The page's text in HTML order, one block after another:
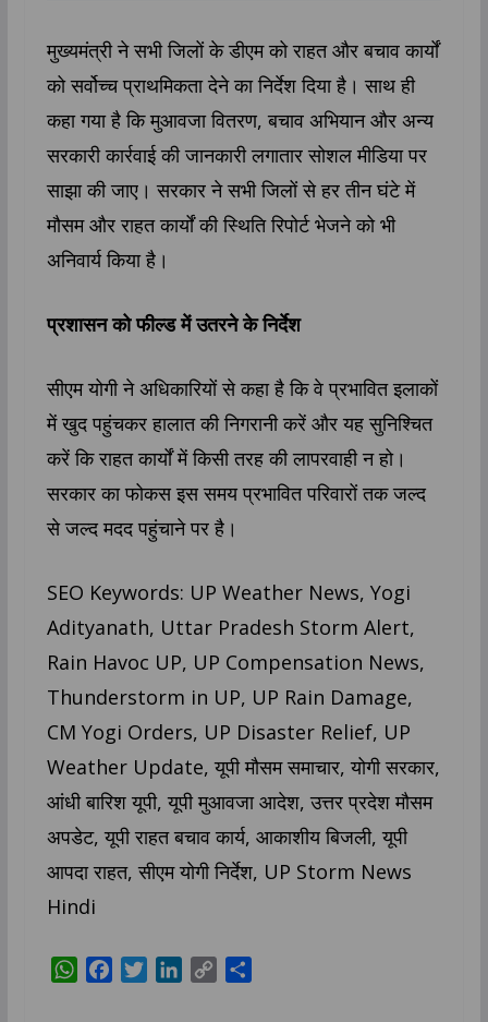
मुख्यमंत्री ने सभी जिलों के डीएम को राहत और बचाव कार्यों
को सर्वोच्च प्राथमिकता देने का निर्देश दिया है। साथ ही
कहा गया है कि मुआवजा वितरण, बचाव अभियान और अन्य
सरकारी कार्रवाई की जानकारी लगातार सोशल मीडिया पर
साझा की जाए। सरकार ने सभी जिलों से हर तीन घंटे में
मौसम और राहत कार्यों की स्थिति रिपोर्ट भेजने को भी
अनिवार्य किया है।
प्रशासन को फील्ड में उतरने के निर्देश
सीएम योगी ने अधिकारियों से कहा है कि वे प्रभावित इलाकों
में खुद पहुंचकर हालात की निगरानी करें और यह सुनिश्चित
करें कि राहत कार्यों में किसी तरह की लापरवाही न हो।
सरकार का फोकस इस समय प्रभावित परिवारों तक जल्द
से जल्द मदद पहुंचाने पर है।
SEO Keywords: UP Weather News, Yogi
Adityanath, Uttar Pradesh Storm Alert,
Rain Havoc UP, UP Compensation News,
Thunderstorm in UP, UP Rain Damage,
CM Yogi Orders, UP Disaster Relief, UP
Weather Update, यूपी मौसम समाचार, योगी सरकार,
आंधी बारिश यूपी, यूपी मुआवजा आदेश, उत्तर प्रदेश मौसम
अपडेट, यूपी राहत बचाव कार्य, आकाशीय बिजली, यूपी
आपदा राहत, सीएम योगी निर्देश, UP Storm News
Hindi
W